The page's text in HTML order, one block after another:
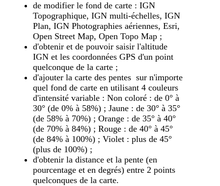
de modifier le fond de carte : IGN
Topographique, IGN multi-échelles, IGN
Plan, IGN Photographies aériennes, Esri,
Open Street Map, Open Topo Map ;
d'obtenir et de pouvoir saisir l'altitude
IGN et les coordonnées GPS d'un point
quelconque de la carte ;
d'ajouter la carte des pentes sur n'importe
quel fond de carte en utilisant 4 couleurs
d'intensité variable : Non coloré : de 0° à
30° (de 0% à 58%) ; Jaune : de 30° à 35°
(de 58% à 70%) ; Orange : de 35° à 40°
(de 70% à 84%) ; Rouge : de 40° à 45°
(de 84% à 100%) ; Violet : plus de 45°
(plus de 100%) ;
d'obtenir la distance et la pente (en
pourcentage et en degrés) entre 2 points
quelconques de la carte.